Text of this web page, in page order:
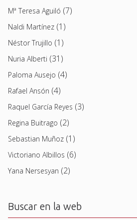
Mª Teresa Aguiló (7)
Naldi Martínez (1)
Néstor Trujillo (1)
Nuria Alberti (31)
Paloma Ausejo (4)
Rafael Ansón (4)
Raquel García Reyes (3)
Regina Buitrago (2)
Sebastian Muñoz (1)
Victoriano Albillos (6)
Yana Nersesyan (2)
Buscar en la web